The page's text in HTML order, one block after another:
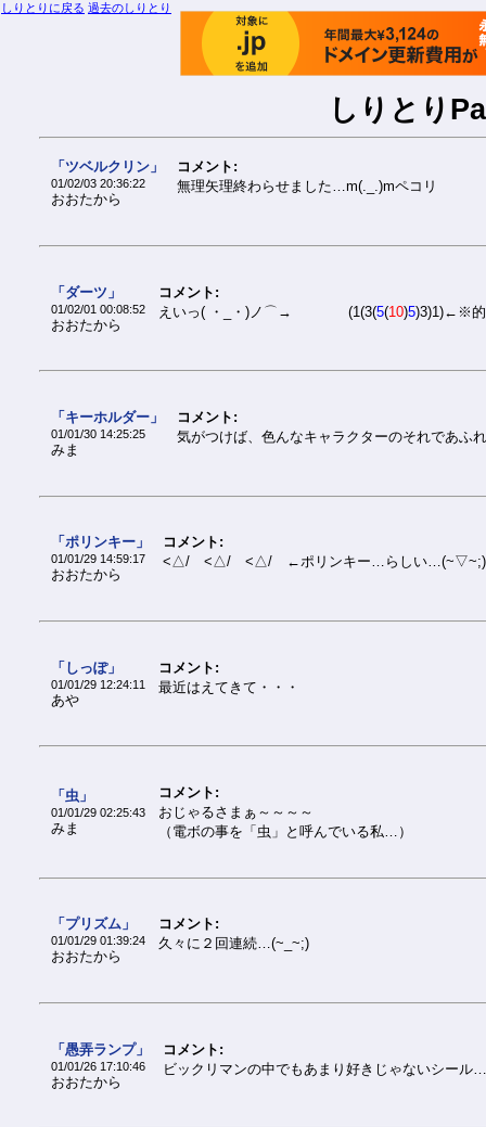
しりとり
「ツベルクリン」
01/02/03 20:36:22
おおたから
コメント:
無理矢理終わらせました…m(._.)mペコリ
「ダーツ」
01/02/01 00:08:52
おおたから
コメント:
えいっ( ・_・)ノ⌒→ (1(3(5(10)5)3)1)←※的
「キーホルダー」
01/01/30 14:25:25
みま
コメント:
気がつけば、色んなキャラクターのそれであふ
「ポリンキー」
01/01/29 14:59:17
おおたから
コメント:
<△/ <△/ <△/ ←ポリンキー…らしい…(~▽~;)
「しっぽ」
01/01/29 12:24:11
あや
コメント:
最近はえてきて・・・
「虫」
01/01/29 02:25:43
みま
コメント:
おじゃるさまぁ～～～～
（電ボの事を「虫」と呼んでいる私…）
「プリズム」
01/01/29 01:39:24
おおたから
コメント:
久々に２回連続…(~_~;)
「愚弄ランプ」
01/01/26 17:10:46
おおたから
コメント:
ビックリマンの中でもあまり好きじゃないシール
しりとりに戻る 過去のしりとり